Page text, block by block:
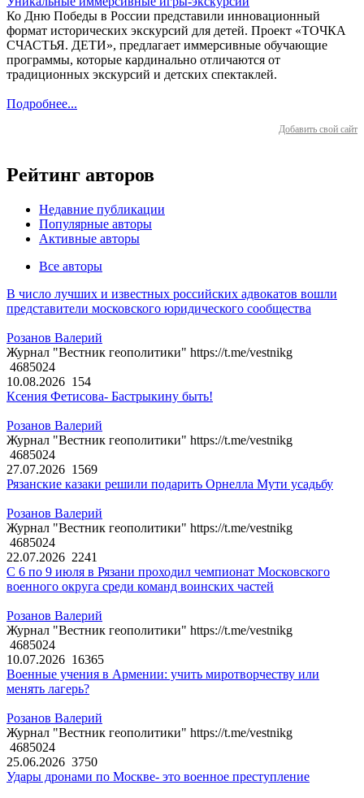
Ко Дню Победы в России представили инновационный
формат исторических экскурсий для детей. Проект «ТОЧКА
СЧАСТЬЯ. ДЕТИ», предлагает иммерсивные обучающие
программы, которые кардинально отличаются от
традиционных экскурсий и детских спектаклей.
Подробнее...
Добавить свой сайт
Рейтинг авторов
Недавние публикации
Популярные авторы
Активные авторы
Все авторы
В число лучших и известных российских адвокатов вошли
представители московского юридического сообщества
Розанов Валерий
Журнал "Вестник геополитики" https://t.me/vestnikg
4685024
10.08.2026 154
Ксения Фетисова- Бастрыкину быть!
Розанов Валерий
Журнал "Вестник геополитики" https://t.me/vestnikg
4685024
27.07.2026 1569
Рязанские казаки решили подарить Орнелла Мути усадьбу
Розанов Валерий
Журнал "Вестник геополитики" https://t.me/vestnikg
4685024
22.07.2026 2241
С 6 по 9 июля в Рязани проходил чемпионат Московского
военного округа среди команд воинских частей
Розанов Валерий
Журнал "Вестник геополитики" https://t.me/vestnikg
4685024
10.07.2026 16365
Военные учения в Армении: учить миротворчеству или
менять лагерь?
Розанов Валерий
Журнал "Вестник геополитики" https://t.me/vestnikg
4685024
25.06.2026 3750
Удары дронами по Москве- это военное преступление